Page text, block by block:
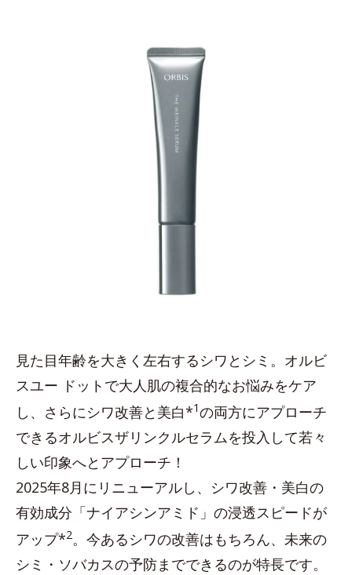
見た目年齢を大きく左右するシワとシミ。オルビ
スユー ドットで大人肌の複合的なお悩みをケア
し、さらにシワ改善と美白*1の両方にアプローチ
できるオルビスザリンクルセラムを投入して若々
しい印象へとアプローチ！
2025年8月にリニューアルし、シワ改善・美白の
有効成分「ナイアシンアミド」の浸透スピードが
アップ*2。今あるシワの改善はもちろん、未来の
シミ・ソバカスの予防までできるのが特長です。